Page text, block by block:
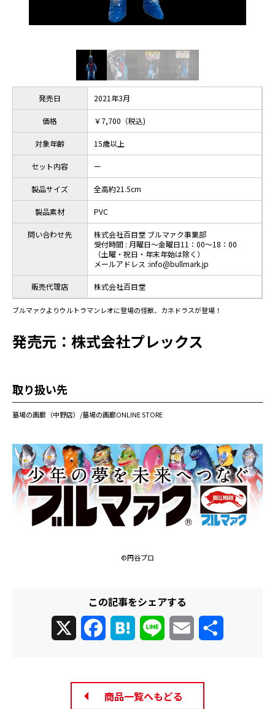
発売日 2021年3月
価格 ￥7,700（税込)
対象年齢 15歳以上
セット内容 ー
製品サイズ 全高約21.5cm
製品素材 PVC
問い合わせ先
株式会社百目堂 ブルマァク事業部
受付時間 : 月曜日～金曜日11：00～18：00
（土曜・祝日・年末年始は除く）
メールアドレス :info@bullmark.jp
販売代理店 株式会社百目堂
ブルマァクよりウルトラマンレオに登場の怪獣、カネドラスが登場！
発売元：株式会社プレックス
取り扱い先
墓場の画廊（中野店）/墓場の画廊ONLINE STORE
©円谷プロ
この記事をシェアする
FacebookHatena Line Email
商品一覧へもどる